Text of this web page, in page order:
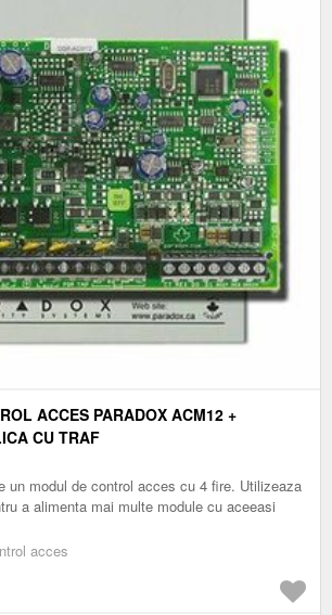
ACCES PARADOX ACM12 +
CU TRAF
un modul de control acces cu 4 fire. Utilizeaza
a alimenta mai multe module cu aceeasi
acces